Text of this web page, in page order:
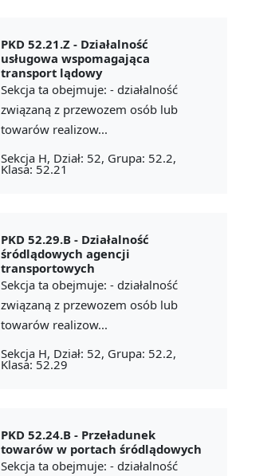
PKD 52.21.Z - Działalność
usługowa wspomagająca
transport lądowy
Sekcja ta obejmuje: - działalność
związaną z przewozem osób lub
towarów realizow...
Sekcja H, Dział: 52, Grupa: 52.2,
Klasa: 52.21
PKD 52.29.B - Działalność
śródlądowych agencji
transportowych
Sekcja ta obejmuje: - działalność
związaną z przewozem osób lub
towarów realizow...
Sekcja H, Dział: 52, Grupa: 52.2,
Klasa: 52.29
PKD 52.24.B - Przeładunek
towarów w portach śródlądowych
Sekcja ta obejmuje: - działalność